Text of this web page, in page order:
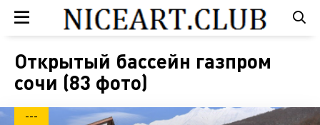
Открытый бассейн газпром
сочи (83 фото)
---